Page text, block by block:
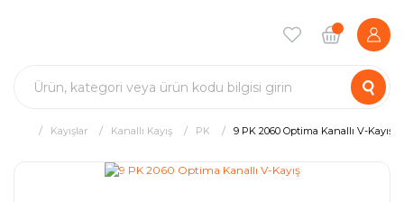
Kayışlar Kanallı Kayış PK 9 PK 2060 Optima Kanallı V-Kayış